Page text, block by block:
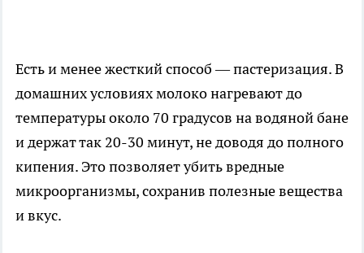
Есть и менее жесткий способ — пастеризация. В
домашних условиях молоко нагревают до
температуры около 70 градусов на водяной бане
и держат так 20-30 минут, не доводя до полного
кипения. Это позволяет убить вредные
микроорганизмы, сохранив полезные вещества
и вкус.